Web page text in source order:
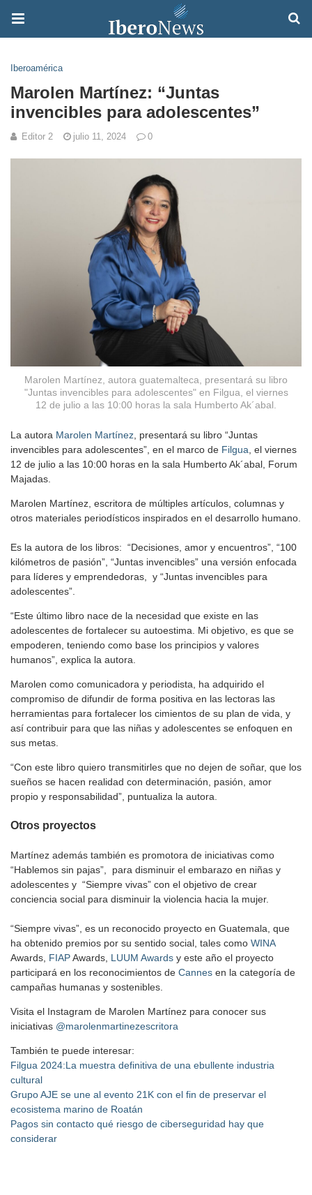
Iberoamérica
Marolen Martínez: “Juntas
invencibles para adolescentes”
Editor 2 julio 11, 2024 0
Marolen Martínez, autora guatemalteca, presentará su libro
"Juntas invencibles para adolescentes" en Filgua, el viernes
12 de julio a las 10:00 horas la sala Humberto Ak´abal.
La autora Marolen Martínez , presentará su libro “Juntas
invencibles para adolescentes”, en el marco de Filgua , el viernes
12 de julio a las 10:00 horas en la sala Humberto Ak´abal, Forum
Majadas.
Marolen Martínez, escritora de múltiples artículos, columnas y
otros materiales periodísticos inspirados en el desarrollo humano.
Es la autora de los libros: “Decisiones, amor y encuentros”, “100
kilómetros de pasión”, “Juntas invencibles” una versión enfocada
para líderes y emprendedoras, y “Juntas invencibles para
adolescentes”.
“Este último libro nace de la necesidad que existe en las
adolescentes de fortalecer su autoestima. Mi objetivo, es que se
empoderen, teniendo como base los principios y valores
humanos”, explica la autora.
Marolen como comunicadora y periodista, ha adquirido el
compromiso de difundir de forma positiva en las lectoras las
herramientas para fortalecer los cimientos de su plan de vida, y
así contribuir para que las niñas y adolescentes se enfoquen en
sus metas.
“Con este libro quiero transmitirles que no dejen de soñar, que los
sueños se hacen realidad con determinación, pasión, amor
propio y responsabilidad”, puntualiza la autora.
Otros proyectos
Martínez además también es promotora de iniciativas como
“Hablemos sin pajas”, para disminuir el embarazo en niñas y
adolescentes y “Siempre vivas” con el objetivo de crear
conciencia social para disminuir la violencia hacia la mujer.
“Siempre vivas”, es un reconocido proyecto en Guatemala, que
ha obtenido premios por su sentido social, tales como WINA
Awards, FIAPAwards, LUUM Awards y este año el proyecto
participará en los reconocimientos de Cannes en la categoría de
campañas humanas y sostenibles.
Visita el Instagram de Marolen Martínez para conocer sus
iniciativas @marolenmartinezescritora
También te puede interesar:
Filgua 2024:La muestra definitiva de una ebullente industria
cultural
Grupo AJE se une al evento 21K con el fin de preservar el
ecosistema marino de Roatán
Pagos sin contacto qué riesgo de ciberseguridad hay que
considerar